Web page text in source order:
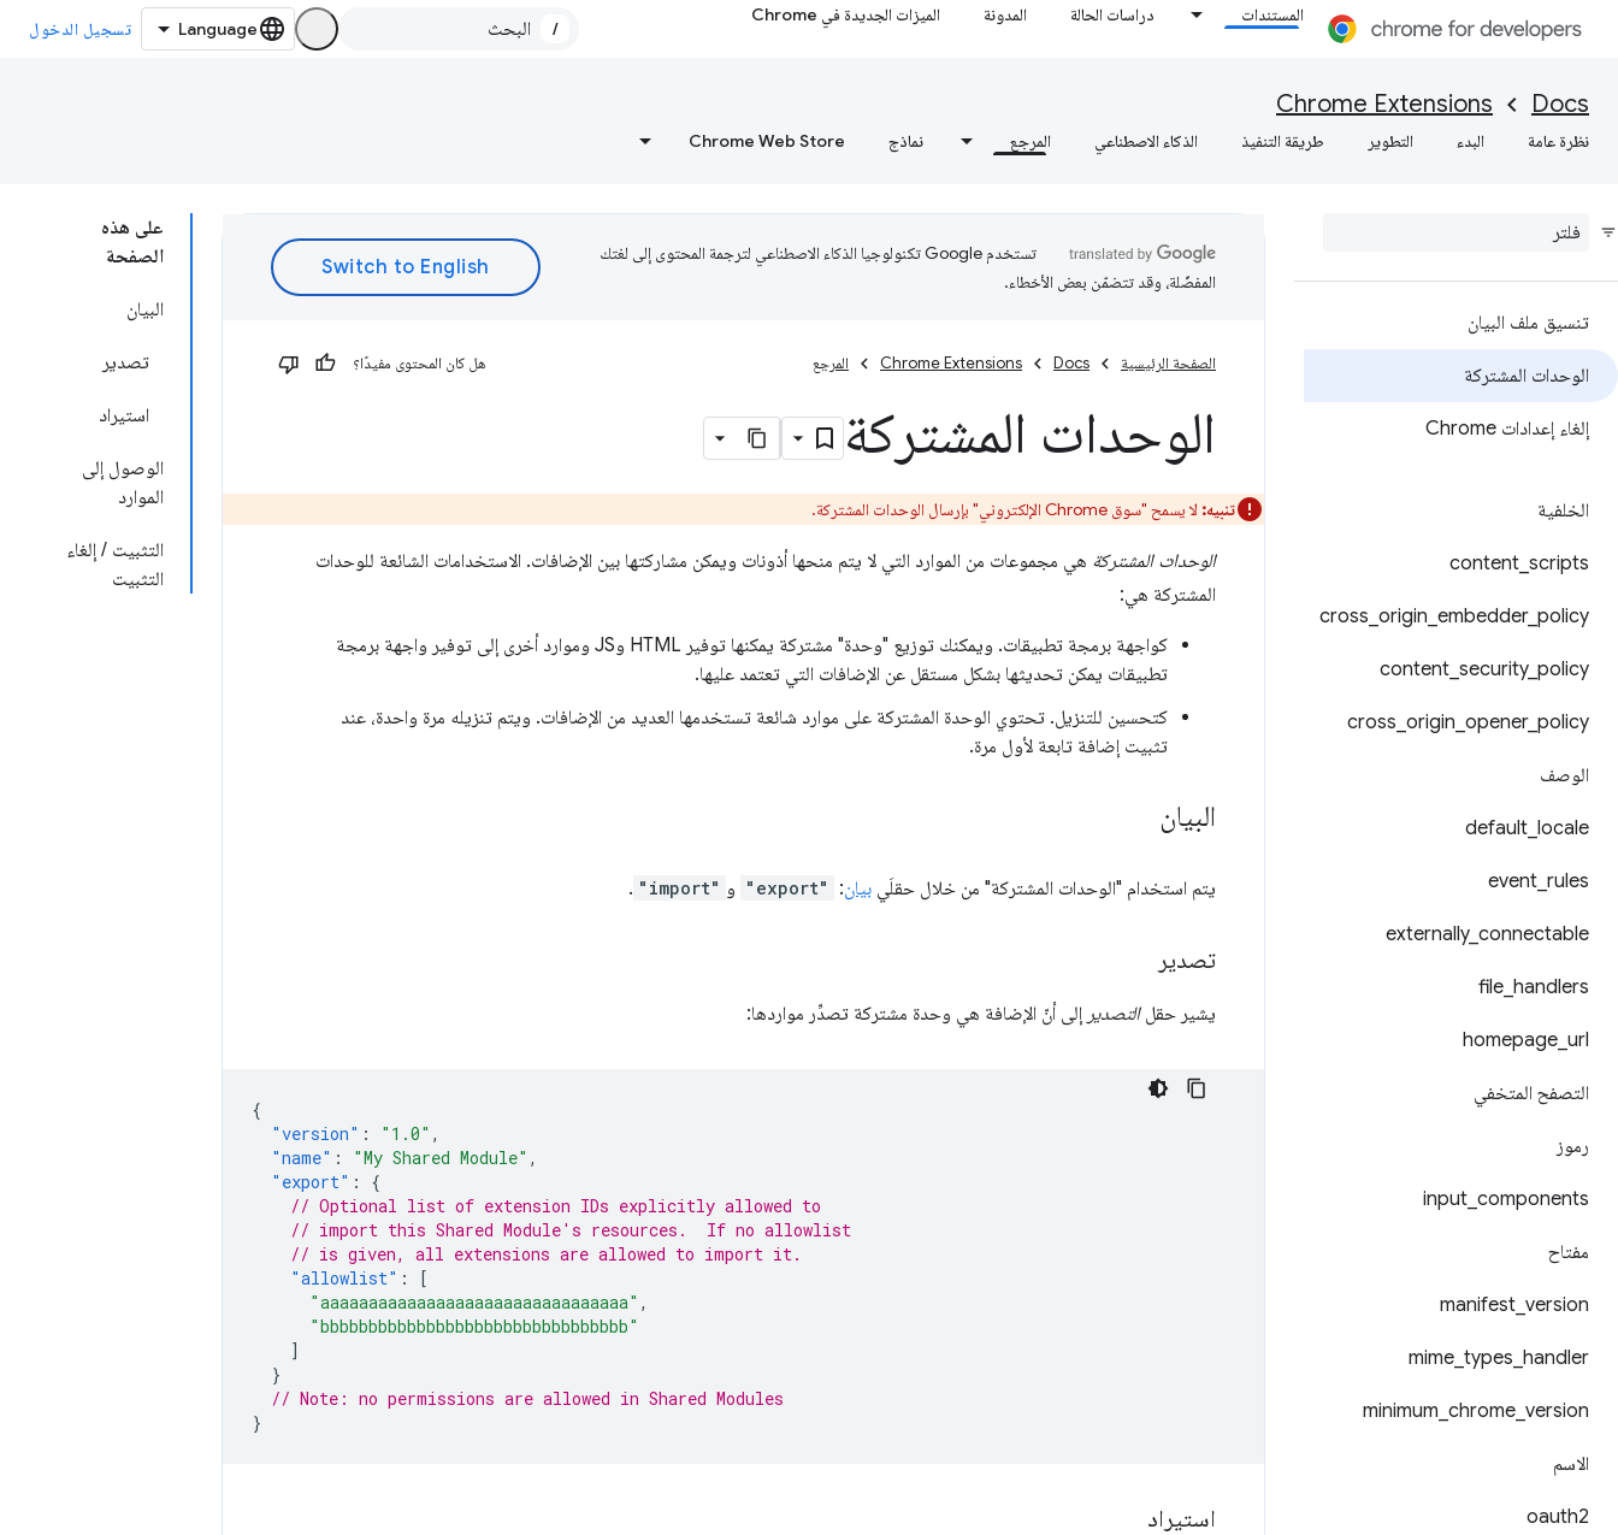
المستندات دراسات الحالة المدونة الميزات الجديدة في Chrome
/ تسجيل الدخول
Docs
Chrome Extensions
نظرة عامة البدء التطوير طريقة التنفيذ الذكاء الاصطناعي المرجع نماذج Chrome Web Store
تنسيق ملف البيان
الوحدات المشتركة
إلغاء إعدادات Chrome
الخلفية
content scripts
cross origin embedder_ policy
content security_ policy
cross origin opener_ policy
الوصف
default locale
event rules
externally_ connectable
file handlers
homepage url
التصفح المتخفي
رموز
input components
مفتاح
manifest version
mime types handler
minimum chrome version
الاسم
oauth2
على هذه
الصفحة
البيان
تصدير
استيراد
الوصول إلى
الموارد
التثبيت / إلغاء
التثبيت
تستخدم Google تكنولوجيا الذكاء الاصطناعي لترجمة المحتوى إلى لغتك
المفضّلة، وقد تتضمّن بعض الأخطاء.
الصفحة الرئيسية Docs
Chrome Extensions المرجع هل كان المحتوى مفيدًا؟
الوحدات المشتركة
تنبيه: لا يسمح "سوق Chrome الإلكتروني" بإرسال الوحدات المشتركة.
الوحدات المشتركة هي مجموعات من الموارد التي لا يتم منحها أذونات ويمكن مشاركتها بين الإضافات. الاستخدامات الشائعة للوحدات
المشتركة هي:
كواجهة برمجة تطبيقات. ويمكنك توزيع "وحدة" مشتركة يمكنها توفير HTML وJS وموارد أخرى إلى توفير واجهة برمجة
تطبيقات يمكن تحديثها بشكل مستقل عن الإضافات التي تعتمد عليها.
كتحسين للتنزيل. تحتوي الوحدة المشتركة على موارد شائعة تستخدمها العديد من الإضافات. ويتم تنزيله مرة واحدة، عند
تثبيت إضافة تابعة لأول مرة.
البيان
يتم استخدام "الوحدات المشتركة" من خلال حقلَي بيان:
"export" و "import"
.
تصدير
يشير حقلالتصدير إلى أنّ الإضافة هي وحدة مشتركة تصدِّر مواردها:
{
"version" : "1.0" ,
"name" : "My Shared Module" ,
"export" :
{
// Optional list of extension IDs explicitly allowed to
// import this Shared Module's resources.  If no allowlist
// is given, all extensions are allowed to import it.
"allowlist" :
[
"aaaaaaaaaaaaaaaaaaaaaaaaaaaaaaaa" ,
"bbbbbbbbbbbbbbbbbbbbbbbbbbbbbbbb"
]
}
// Note: no permissions are allowed in Shared Modules
}
استيراد